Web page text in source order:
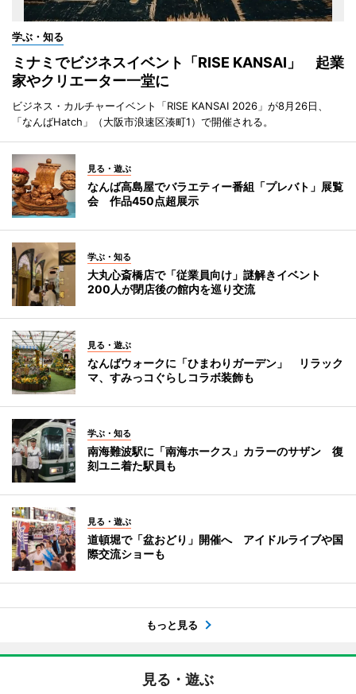
学ぶ・知る
ミナミでビジネスイベント「RISE KANSAI」 起業
家やクリエーター一堂に
ビジネス・カルチャーイベント「RISE KANSAI 2026」が8月26日、
「なんばHatch」（大阪市浪速区湊町1）で開催される。
見る・遊ぶ
なんば高島屋でバラエティー番組「プレバト」展覧
会 作品450点超展示
学ぶ・知る
大丸心斎橋店で「従業員向け」謎解きイベント
200人が閉店後の館内を巡り交流
見る・遊ぶ
なんばウォークに「ひまわりガーデン」 リラック
マ、すみっコぐらしコラボ装飾も
学ぶ・知る
南海難波駅に「南海ホークス」カラーのサザン 復
刻ユニ着た駅員も
見る・遊ぶ
道頓堀で「盆おどり」開催へ アイドルライブや国
際交流ショーも
もっと見る
見る・遊ぶ